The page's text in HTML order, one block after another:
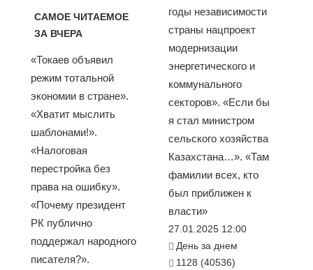
САМОЕ ЧИТАЕМОЕ
ЗА ВЧЕРА
«Токаев объявил
режим тотальной
экономии в стране».
«Хватит мыслить
шаблонами!».
«Налоговая
перестройка без
права на ошибку».
«Почему президент
РК публично
поддержал народного
писателя?».
годы независимости
страны нацпроект
модернизации
энергетического и
коммунального
секторов». «Если бы
я стал министром
сельского хозяйства
Казахстана…». «Там
фамилии всех, кто
был приближен к
власти»
27.01.2025 12:00
День за днем
1128 (40536)